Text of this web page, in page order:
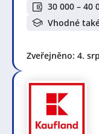
30 000 – 40
Vhodné
Zveřejněno: 4.